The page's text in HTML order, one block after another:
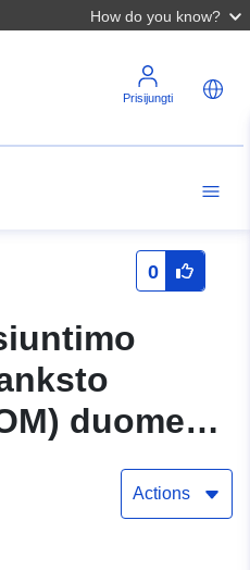
How do you know?
Prisijungti
0
duomenų
of Main
Actions